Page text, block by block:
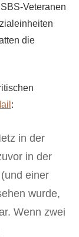
Veteranen
die
:
in der
in der
einer
wurde,
Wenn zwei